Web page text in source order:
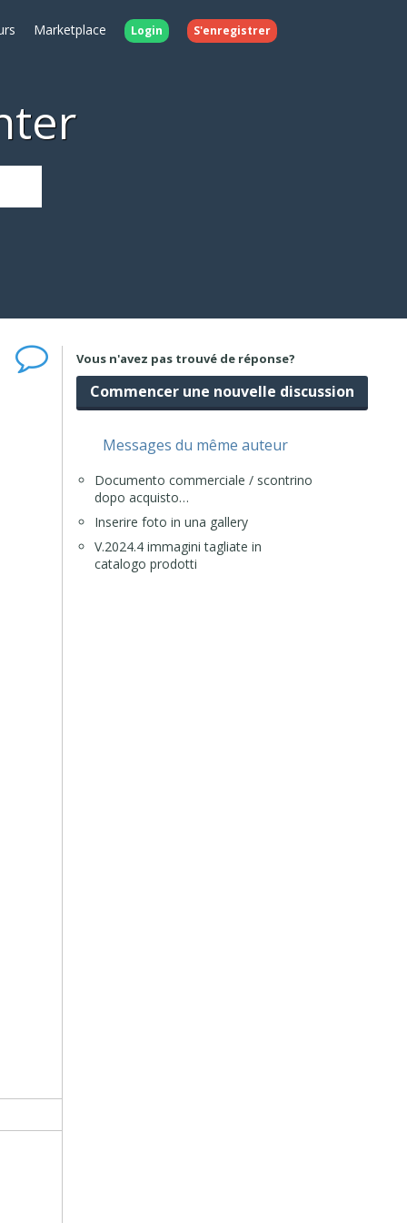
Marketplace Login S'enregistrer
Vous n'avez pas trouvé de réponse?
Commencer une nouvelle discussion
Messages du même auteur
Documento commerciale / scontrino
dopo acquisto…
Inserire foto in una gallery
V.2024.4 immagini tagliate in
catalogo prodotti